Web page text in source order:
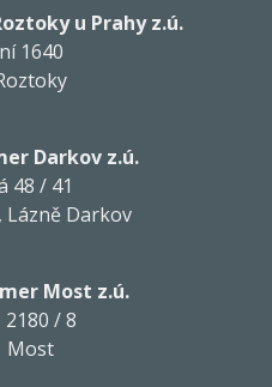
u Prahy z.ú.
1640
Darkov z.ú.
48 / 41
Lázně Darkov
Most z.ú.
/ 8
Most